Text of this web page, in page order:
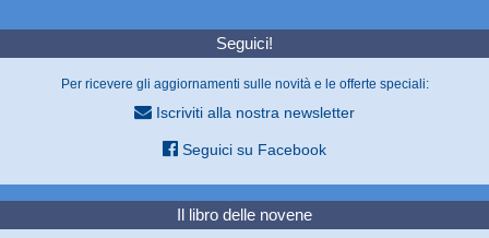
Seguici!
Per ricevere gli aggiornamenti sulle novità e le offerte speciali:
Iscriviti alla nostra newsletter
Seguici su Facebook
Il libro delle novene